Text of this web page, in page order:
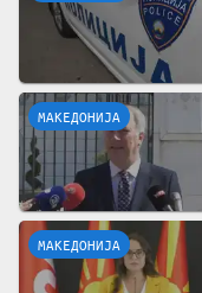
МАКЕДОНИЈА
МАКЕДОНИЈА